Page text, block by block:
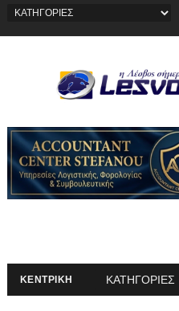
ΚΕΝΤΡΙΚΗ